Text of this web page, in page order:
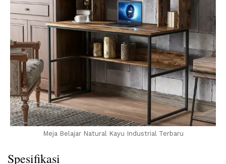
Meja Belajar Natural Kayu Industrial Terbaru
Spesifikasi